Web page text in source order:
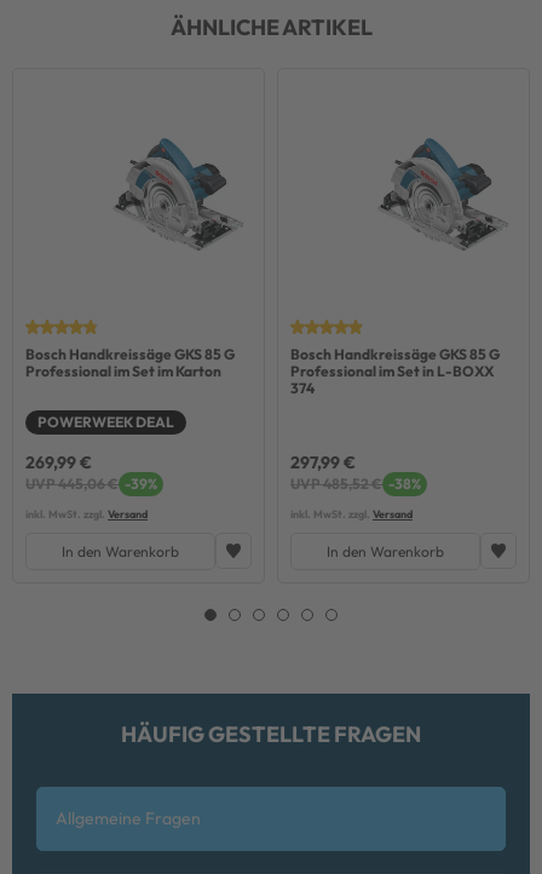
ÄHNLICHE ARTIKEL
Bosch Handkreissäge GKS 85 G
Professional im Set im Karton
POWERWEEK DEAL
269,99 €
UVP 445,06 € -39%
inkl. MwSt. zzgl. Versand
In den Warenkorb
Bosch Handkreissäge GKS 85 G
Professional im Set in L-BOXX
374
297,99 €
UVP 485,52 € -38%
inkl. MwSt. zzgl. Versand
In den Warenkorb
HÄUFIG GESTELLTE FRAGEN
Allgemeine Fragen